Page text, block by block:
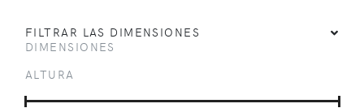
FILTRAR LAS DIMENSIONES
DIMENSIONES
ALTURA